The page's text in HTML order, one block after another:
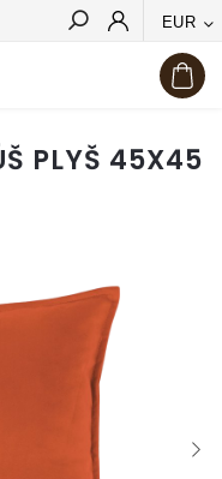
EUR
Hľadať
PLYŠ 45X45